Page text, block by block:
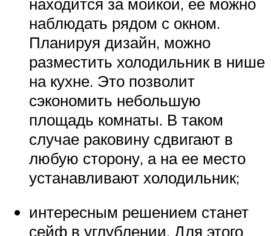
наблюдать рядом с окном.
Планируя дизайн, можно
разместить холодильник в нише
на кухне. Это позволит
сэкономить небольшую
площадь комнаты. В таком
случае раковину сдвигают в
любую сторону, а на ее место
устанавливают холодильник;
интересным решением станет
сейф в углублении. Для этого